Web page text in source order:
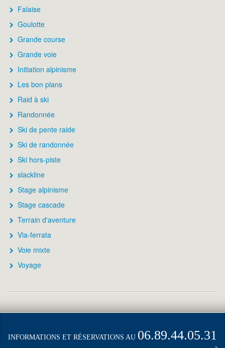
Falaise
Goulotte
Grande course
Grande voie
Initiation alpinisme
Les bon plans
Raid à ski
Randonnée
Ski de pente raide
Ski de randonnée
Ski hors-piste
slackline
Stage alpinisme
Stage cascade
Terrain d'aventure
Via-ferrata
Voie mixte
Voyage
INFORMATIONS ET RÉSERVATIONS AU 06.89.44.05.31